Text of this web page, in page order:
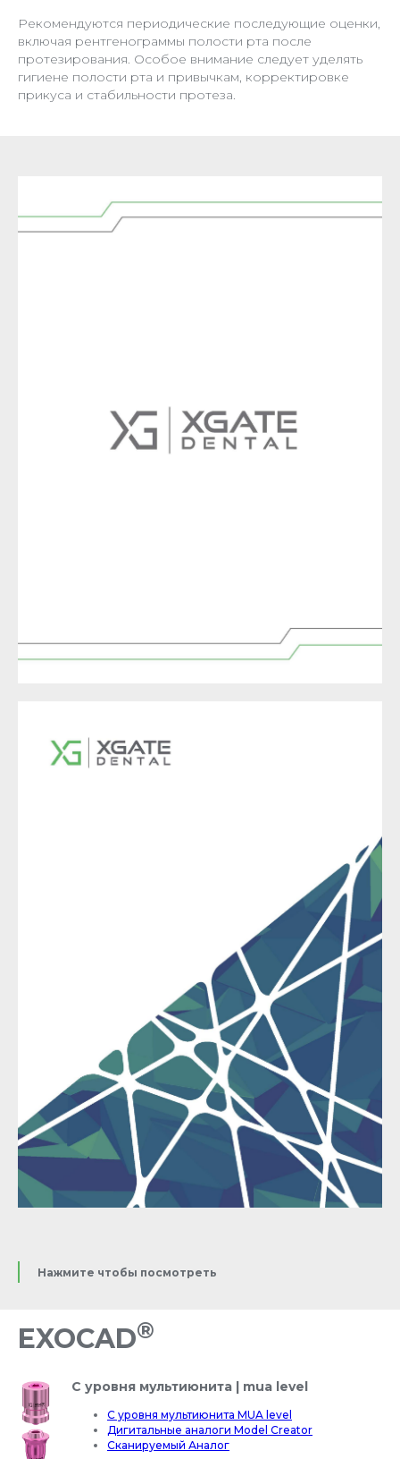
Рекомендуются периодические последующие оценки,
включая рентгенограммы полости рта после
протезирования. Особое внимание следует уделять
гигиене полости рта и привычкам, корректировке
прикуса и стабильности протеза.
Нажмите чтобы посмотреть
EXOCAD®
С уровня мультиюнита | mua level
С уровня мультиюнита MUA level
Дигитальные аналоги Model Creator
Сканируемый Аналог